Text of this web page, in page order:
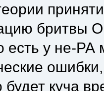
бритвы
есть у не-
будет куча